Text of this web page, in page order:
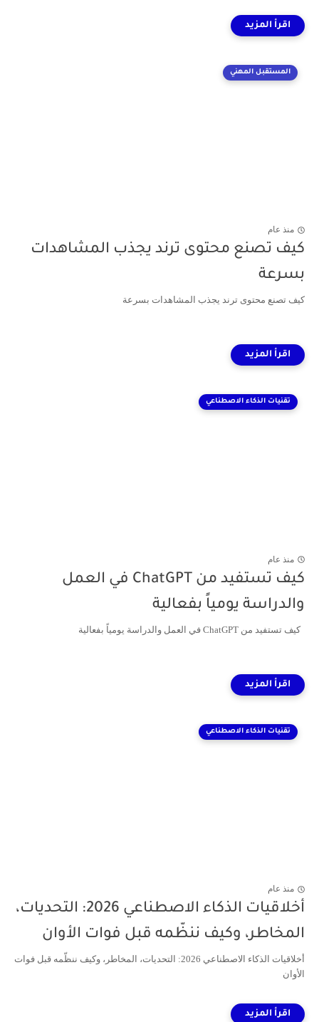
المستقبل المهني
منذ عام
كيف تصنع محتوى ترند يجذب المشاهدات
بسرعة
كيف تصنع محتوى ترند يجذب المشاهدات بسرعة
تقنيات الذكاء الاصطناعي
منذ عام
كيف تستفيد من ChatGPT في العمل
والدراسة يومياً بفعالية
كيف تستفيد من ChatGPT في العمل والدراسة يومياً بفعالية
تقنيات الذكاء الاصطناعي
منذ عام
أخلاقيات الذكاء الاصطناعي 2026: التحديات،
المخاطر، وكيف ننظّمه قبل فوات الأوان
أخلاقيات الذكاء الاصطناعي 2026: التحديات، المخاطر، وكيف ننظّمه قبل فوات
الأوان